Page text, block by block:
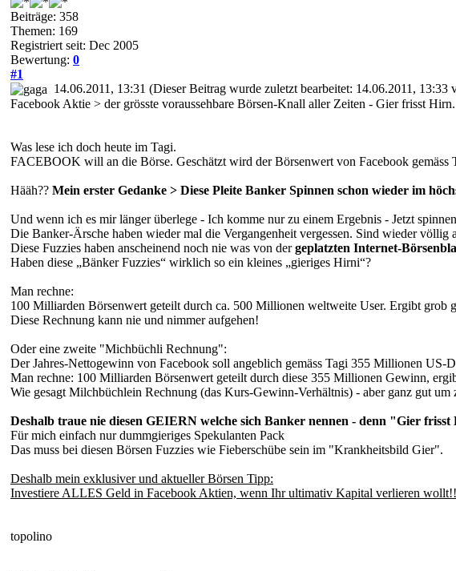
Beiträge: 358
Themen: 169
Registriert seit: Dec 2005
Bewertung: 0
#1
14.06.2011, 13:31 (Dieser Beitrag wurde zuletzt bearbeitet: 14.06.2011, 13:33
Facebook Aktie > der grösste voraussehbare Börsen-Knall aller Zeiten - Gier frisst
Was lese ich doch heute im Tagi.
FACEBOOK will an die Börse. Geschätzt wird der Börsenwert von Facebook gemäss
Hääh?? Mein erster Gedanke > Diese Pleite Banker Spinnen schon wieder im
Und wenn ich es mir länger überlege - Ich komme nur zu einem Ergebnis - Jetzt
Die Banker-Ärsche haben wieder mal die Vergangenheit vergessen. Sind wieder
Diese Fuzzies haben anscheinend noch nie was von dergeplatzten Internet-
Haben diese „Bänker Fuzzies“ wirklich so ein kleines „gieriges Hirni“?
Man rechne:
100 Milliarden Börsenwert geteilt durch ca. 500 Millionen weltweite User. Ergibt
Diese Rechnung kann nie und nimmer aufgehen!
Oder eine zweite "Michbüchli Rechnung":
Der Jahres-Nettogewinn von Facebook soll angeblich gemäss Tagi 355 Millionen US-
Man rechne: 100 Milliarden Börsenwert geteilt durch diese 355 Millionen Gewinn,
Wie gesagt Milchbüchlein Rechnung (das Kurs-Gewinn-Verhältnis) - aber ganz gut
Deshalb traue nie diesen GEIERN welche sich Banker nennen - denn "Gier
Für mich einfach nur dummgieriges Spekulanten Pack
Das muss bei diesen Börsen Fuzzies wie Fieberschübe sein im "Krankheitsbild Gier".
Deshalb mein exklusiver und aktueller Börsen Tipp:
Investiere ALLES Geld in Facebook Aktien, wenn Ihr ultimativ Kapital verlieren wollt!!
topolino